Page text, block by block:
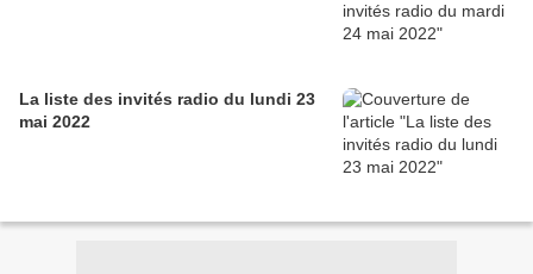
La liste des invités radio du lundi 23
mai 2022